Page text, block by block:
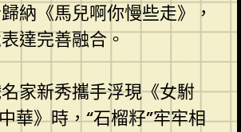
納《馬兒啊你慢些走》，
達完善融合。
家新秀攜手浮現《女駙
華》時，“石榴籽”牢牢相